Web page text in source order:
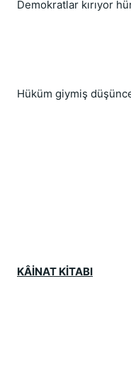
Demokratlar kırıyor
Hüküm giymiş
KÂİNAT KİTABI